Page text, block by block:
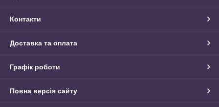
Контакти
Доставка та оплата
Графік роботи
Повна версія сайту